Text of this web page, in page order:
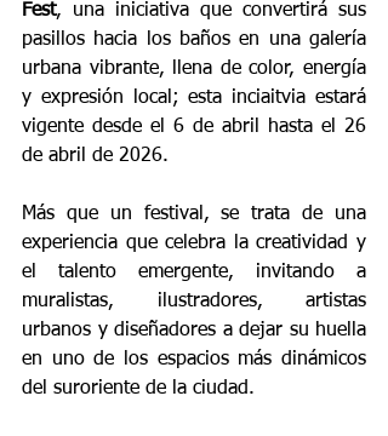
Fest, una iniciativa que convertirá sus
pasillos hacia los baños en una galería
urbana vibrante, llena de color, energía
y expresión local; esta inciaitvia estará
vigente desde el
6 de abril hasta el 26
de abril de 2026.
Más que un festival, se trata de una
experiencia que celebra la creatividad y
el talento emergente, invitando a
muralistas, ilustradores, artistas
urbanos y diseñadores a dejar su huella
en uno de los espacios más dinámicos
del suroriente de la ciudad.